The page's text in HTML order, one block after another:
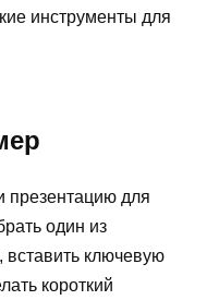
инструменты для
презентацию для
один из
ключевую
короткий